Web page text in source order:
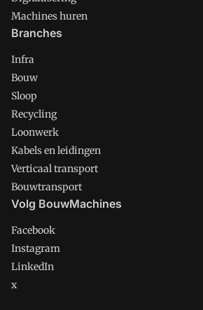
Machines huren
Branches
Infra
Bouw
Sloop
Recycling
Loonwerk
Kabels en leidingen
Verticaal transport
Bouwtransport
Volg BouwMachines
Facebook
Instagram
LinkedIn
x